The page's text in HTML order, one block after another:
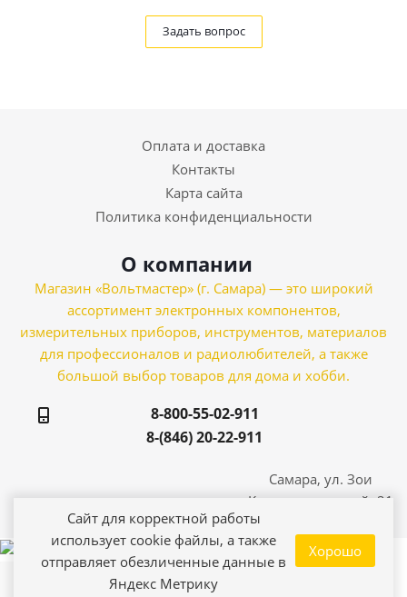
Задать вопрос
Оплата и доставка
Контакты
Карта сайта
Политика конфиденциальности
О компании
Магазин «Вольтмастер» (г. Самара) — это широкий
ассортимент электронных компонентов,
измерительных приборов, инструментов, материалов
для профессионалов и радиолюбителей, а также
большой выбор товаров для дома и хобби.
8-800-55-02-911
8-(846) 20-22-911
Самара, ул. Зои
Космодемьянской, 21
Сайт для корректной работы
использует cookie файлы, а также
отправляет обезличенные данные в
Яндекс Метрику
Хорошо